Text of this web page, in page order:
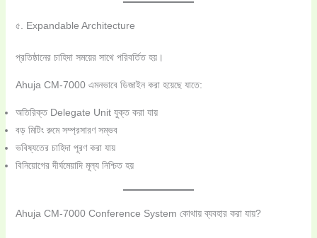
৫. Expandable Architecture
প্রতিষ্ঠানের চাহিদা সময়ের সাথে পরিবর্তিত হয়।
Ahuja CM-7000 এমনভাবে ডিজাইন করা হয়েছে যাতে:
অতিরিক্ত Delegate Unit যুক্ত করা যায়
বড় মিটিং রুমে সম্প্রসারণ সম্ভব
ভবিষ্যতের চাহিদা পূরণ করা যায়
বিনিয়োগের দীর্ঘমেয়াদি মূল্য নিশ্চিত হয়
Ahuja CM-7000 Conference System কোথায় ব্যবহার করা যায়?